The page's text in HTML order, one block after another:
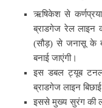
ऋषिकेश से
ब्राडगेज रेल लाइन
(सौड़) से जनासू के
बनाई जाएंगी।
इस डबल ट्यूब
ब्राडगेज लाइन
इससे मुख्य सुरंग की